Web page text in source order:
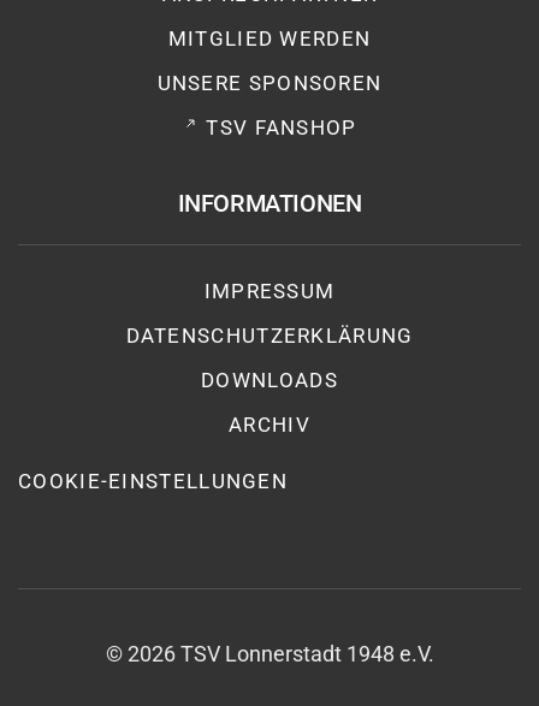
MITGLIED WERDEN
UNSERE SPONSOREN
TSV FANSHOP
INFORMATIONEN
IMPRESSUM
DATENSCHUTZ­ERKLÄRUNG
DOWNLOADS
ARCHIV
COOKIE-EINSTELLUNGEN
© 2026TSV Lonnerstadt 1948 e.V.